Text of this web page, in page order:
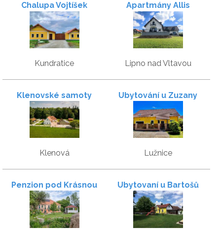
Chalupa Vojtíšek
Kundratice
Apartmány Allis
Lipno nad Vltavou
Klenovské samoty
Klenová
Ubytování u Zuzany
Lužnice
Penzion pod Krásnou
horou
Ubytovaní u Bartošů